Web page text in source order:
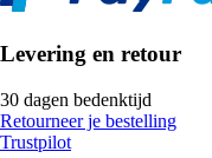
Levering en retour
30 dagen bedenktijd
Retourneer je bestelling
Trustpilot